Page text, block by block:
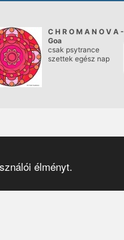
élményt.
C H R O M A N O V A -
Goa
csak psytrance
szettek egész nap